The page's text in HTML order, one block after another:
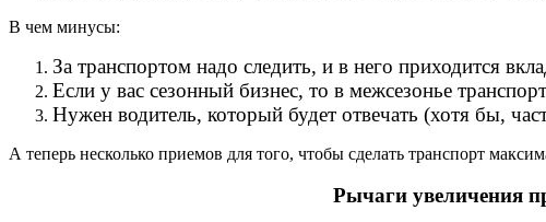
В чем минусы:
За транспортом надо следить, и в него приходится
Если у вас сезонный бизнес, то в межсезонье
Нужен водитель, который будет отвечать (хотя бы,
А теперь несколько приемов для того, чтобы сделать транспорт
Рычаги увеличения